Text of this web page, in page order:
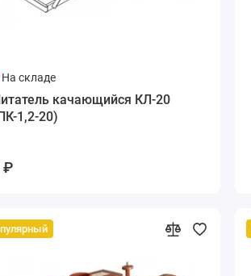
На складе
качающийся КЛ-20
1,2-20)
₽